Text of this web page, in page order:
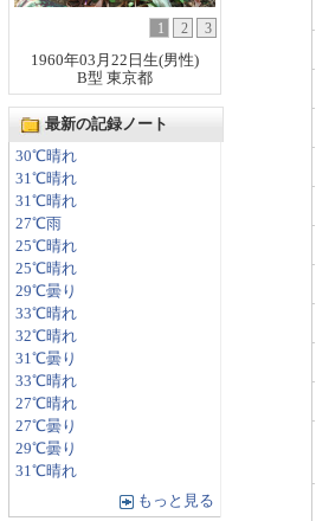
1 2
3
1960年03月22日生(男性)
B型 東京都
最新の記録ノート
30℃晴れ
31℃晴れ
31℃晴れ
27℃雨
25℃晴れ
25℃晴れ
29℃曇り
33℃晴れ
32℃晴れ
31℃曇り
33℃晴れ
27℃晴れ
27℃曇り
29℃曇り
31℃晴れ
もっと見る